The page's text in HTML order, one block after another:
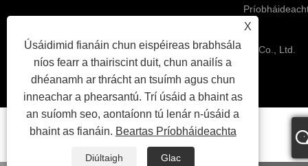
X
Úsáidimid fianáin chun eispéireas brabhsála
níos fearr a thairiscint duit, chun anailís a
dhéanamh ar thrácht an tsuímh agus chun
inneachar a phearsantú. Trí úsáid a bhaint as
an suíomh seo, aontaíonn tú lenár n-úsáid a
bhaint as fianáin. Beartas Príobháideachta
Diúltaigh Glac
Cóipcheart 2024 © Yiwu Teicstíle Iompórtáil & Easpórtáil Co., Ltd.
Gach ceart forchoimeádta.